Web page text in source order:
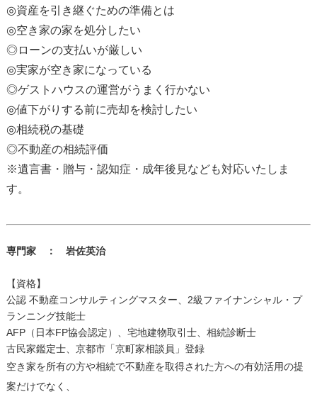
◎資産を引き継ぐための準備とは
◎空き家の家を処分したい
◎ローンの支払いが厳しい
◎実家が空き家になっている
◎ゲストハウスの運営がうまく行かない
◎値下がりする前に売却を検討したい
◎相続税の基礎
◎不動産の相続評価
※遺言書・贈与・認知症・成年後見なども対応いたしま
す。
専門家 ： 岩佐英治
【資格】
公認 不動産コンサルティングマスター、2級ファイナンシャル・プ
ランニング技能士
AFP（日本FP協会認定）、宅地建物取引士、相続診断士
古民家鑑定士、京都市「京町家相談員」登録
空き家を所有の方や相続で不動産を取得された方への有効活用の提
案だけでなく、